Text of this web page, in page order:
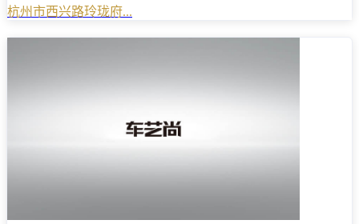
杭州市西兴路玲珑府...